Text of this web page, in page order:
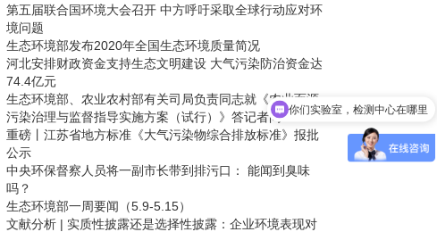
第五届联合国环境大会召开 中方呼吁采取全球行动应对环
境问题
生态环境部发布2020年全国生态环境质量简况
河北安排财政资金支持生态文明建设 大气污染防治资金达
74.4亿元
生态环境部、农业农村部有关司局负责同志就《农业面源
污染治理与监督指导实施方案（试行）》答记者问
重磅丨江苏省地方标准《大气污染物综合排放标准》报批
公示
中央环保督察人员将一副市长带到排污口： 能闻到臭味
吗？
生态环境部一周要闻（5.9-5.15）
文献分析 | 实质性披露还是选择性披露：企业环境表现对
你们实验室，检测中心在哪里
饮用水水质检测费用